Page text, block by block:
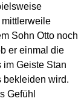
mittlerweile
Sohn Otto noch
er einmal die
Geiste Stan
bekleiden wird.
Gefühl